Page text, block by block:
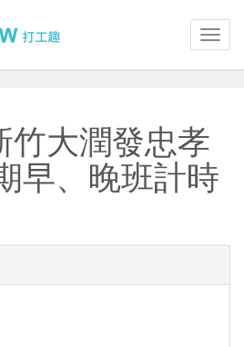
竹大潤發忠孝
早、晚班計時